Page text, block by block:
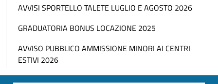
AVVISI SPORTELLO TALETE LUGLIO E AGOSTO 2026
GRADUATORIA BONUS LOCAZIONE 2025
AVVISO PUBBLICO AMMISSIONE MINORI AI CENTRI
ESTIVI 2026